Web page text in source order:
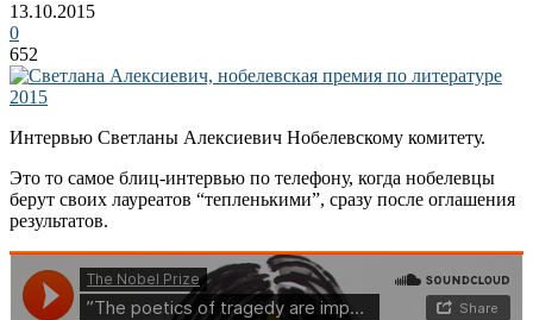
13.10.2015
0
652
Интервью Светланы Алексиевич Нобелевскому комитету.
Это то самое блиц-интервью по телефону, когда нобелевцы
берут своих лауреатов “тепленькими”, сразу после оглашения
результатов.